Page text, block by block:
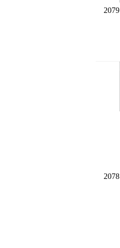
2079
2078